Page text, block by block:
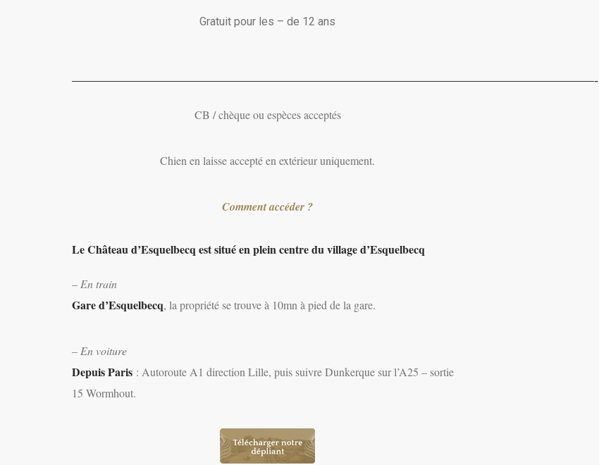
Gratuit pour les – de 12 ans
———————————————————————————————————————-
CB / chèque ou espèces acceptés
Chien en laisse accepté en extérieur uniquement.
Comment accéder ?
Le Château d’Esquelbecq est situé en plein centre du village d’Esquelbecq
– En train
Gare d’Esquelbecq, la propriété se trouve à 10mn à pied de la gare.
– En voiture
Depuis Paris : Autoroute A1 direction Lille, puis suivre Dunkerque sur l’A25 – sortie
15 Wormhout.